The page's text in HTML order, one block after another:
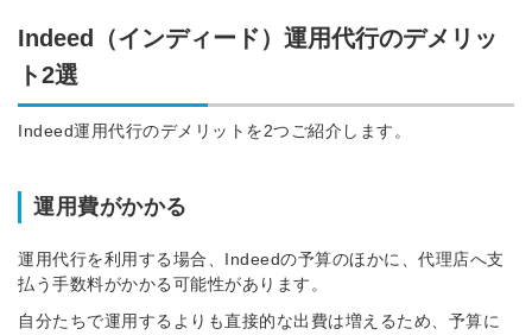
Indeed（インディード）運用代行のデメリッ
ト2選
Indeed運用代行のデメリットを2つご紹介します。
運用費がかかる
運用代行を利用する場合、Indeedの予算のほかに、代理店へ支
払う手数料がかかる可能性があります。
自分たちで運用するよりも直接的な出費は増えるため、予算に